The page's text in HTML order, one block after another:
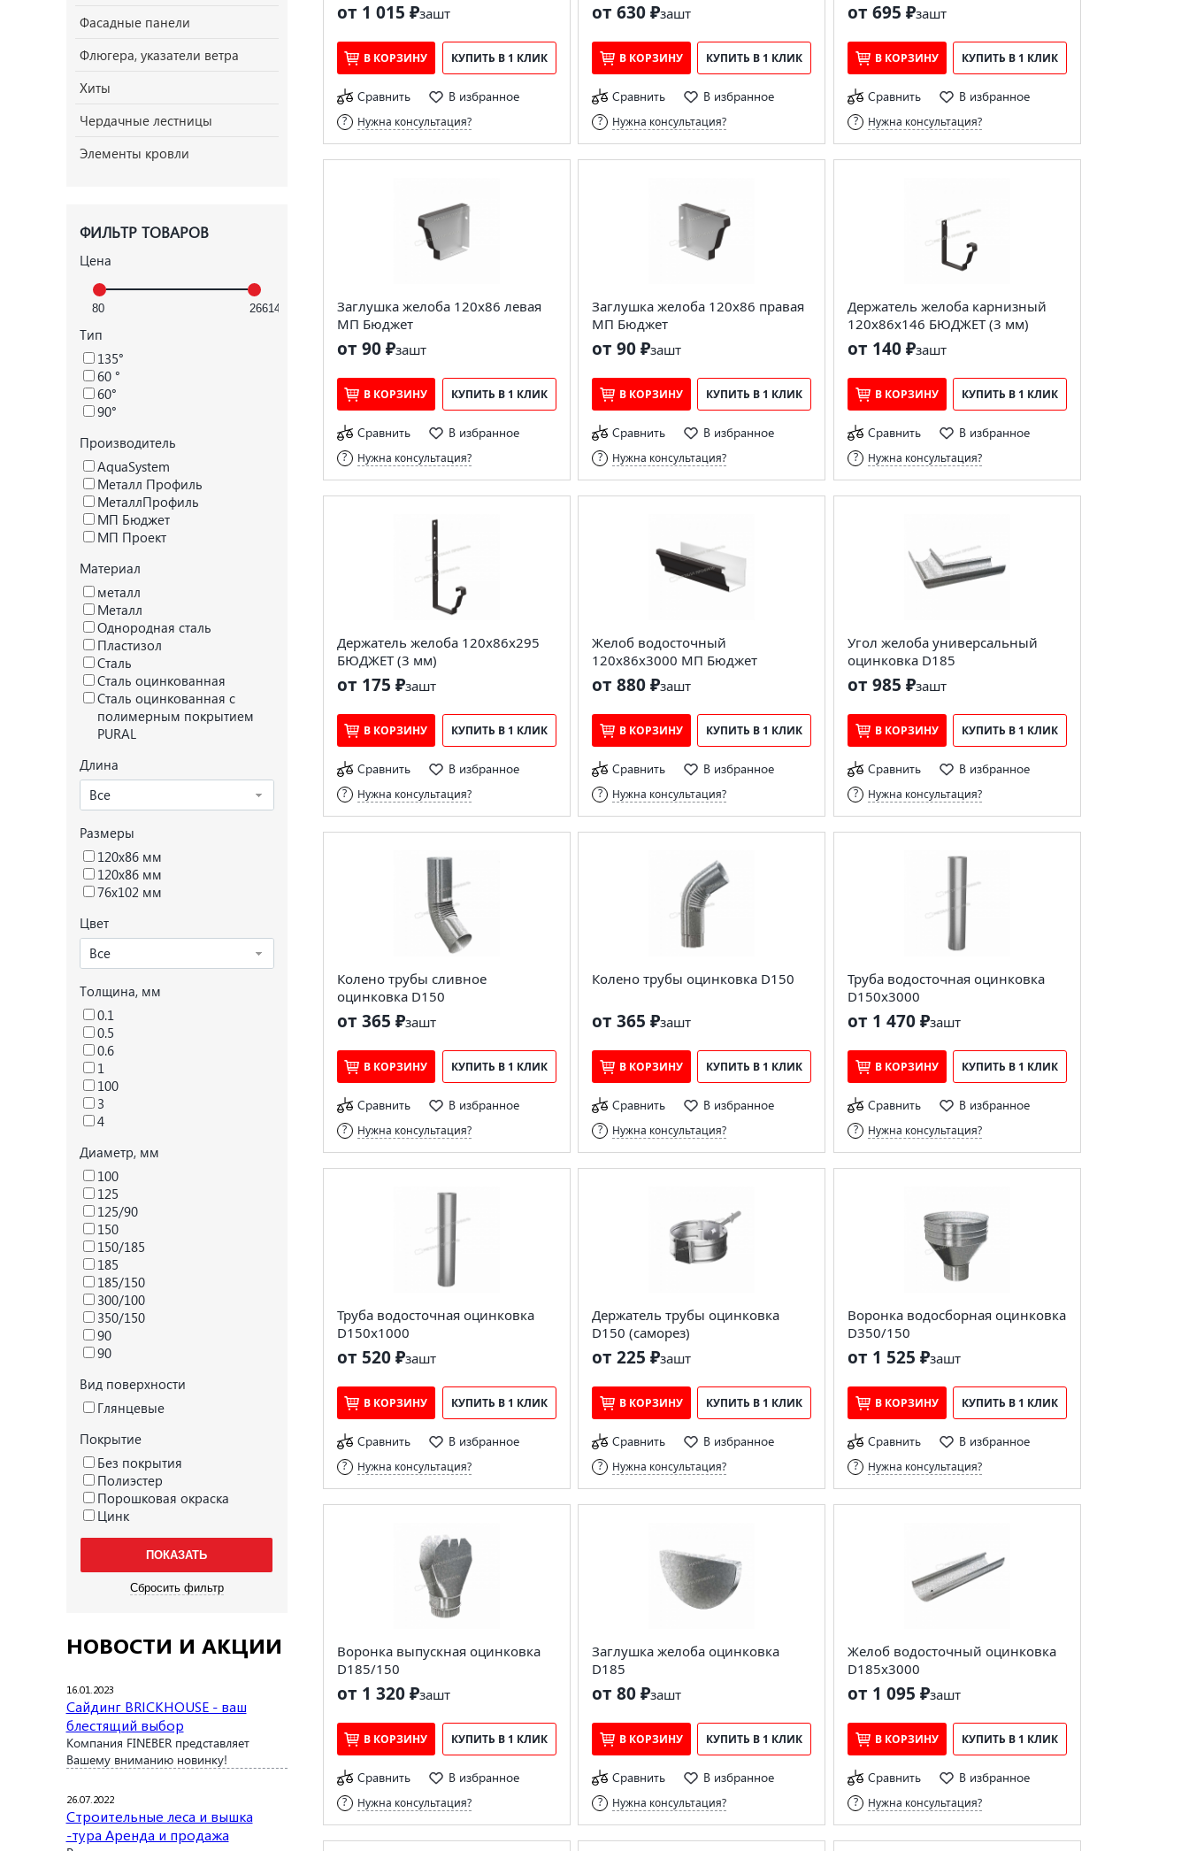
Фасадные панели
Флюгера, указатели ветра
Хиты
Чердачные лестницы
Элементы кровли
ФИЛЬТР ТОВАРОВ
Цена
Тип
135°
60 °
60°
90°
Производитель
AquaSystem
Металл Профиль
МеталлПрофиль
МП Бюджет
МП Проект
Материал
металл
Металл
Однородная сталь
Пластизол
Сталь
Сталь оцинкованная
Сталь оцинкованная с
полимерным покрытием
PURAL
Длина
Все
Размеры
120x86 мм
120х86 мм
76х102 мм
Цвет
Все
Толщина, мм
0.1
0.5
0.6
1
100
3
4
Диаметр, мм
100
125
125/90
150
150/185
185
185/150
300/100
350/150
90
90
Вид поверхности
Глянцевые
Покрытие
Без покрытия
Полиэстер
Порошковая окраска
Цинк
НОВОСТИ И АКЦИИ
16.01.2023
Сайдинг BRICKHOUSE - ваш
блестящий выбор
Компания FINEBER представляет
Вашему вниманию новинку!
26.07.2022
Строительные леса и вышка
-тура Аренда и продажа
от 1 015 ₽зашт
В КОРЗИНУ КУПИТЬ В 1 КЛИК
Сравнить В избранное
Нужна консультация?
от 630 ₽зашт
В КОРЗИНУ КУПИТЬ В 1 КЛИК
Сравнить В избранное
Нужна консультация?
от 695 ₽зашт
В КОРЗИНУ КУПИТЬ В 1 КЛИК
Сравнить В избранное
Нужна консультация?
Заглушка желоба 120х86 левая
МП Бюджет
от 90 ₽зашт
В КОРЗИНУ КУПИТЬ В 1 КЛИК
Сравнить В избранное
Нужна консультация?
Заглушка желоба 120х86 правая
МП Бюджет
от 90 ₽зашт
В КОРЗИНУ КУПИТЬ В 1 КЛИК
Сравнить В избранное
Нужна консультация?
Держатель желоба карнизный
120х86х146 БЮДЖЕТ (3 мм)
от 140 ₽зашт
В КОРЗИНУ КУПИТЬ В 1 КЛИК
Сравнить В избранное
Нужна консультация?
Держатель желоба 120х86х295
БЮДЖЕТ (3 мм)
от 175 ₽зашт
В КОРЗИНУ КУПИТЬ В 1 КЛИК
Сравнить В избранное
Нужна консультация?
Желоб водосточный
120х86х3000 МП Бюджет
от 880 ₽зашт
В КОРЗИНУ КУПИТЬ В 1 КЛИК
Сравнить В избранное
Нужна консультация?
Угол желоба универсальный
оцинковка D185
от 985 ₽зашт
В КОРЗИНУ КУПИТЬ В 1 КЛИК
Сравнить В избранное
Нужна консультация?
Колено трубы сливное
оцинковка D150
от 365 ₽зашт
В КОРЗИНУ КУПИТЬ В 1 КЛИК
Сравнить В избранное
Нужна консультация?
Колено трубы оцинковка D150
от 365 ₽зашт
В КОРЗИНУ КУПИТЬ В 1 КЛИК
Сравнить В избранное
Нужна консультация?
Труба водосточная оцинковка
D150х3000
от 1 470 ₽зашт
В КОРЗИНУ КУПИТЬ В 1 КЛИК
Сравнить В избранное
Нужна консультация?
Труба водосточная оцинковка
D150х1000
от 520 ₽зашт
В КОРЗИНУ КУПИТЬ В 1 КЛИК
Сравнить В избранное
Нужна консультация?
Держатель трубы оцинковка
D150 (саморез)
от 225 ₽зашт
В КОРЗИНУ КУПИТЬ В 1 КЛИК
Сравнить В избранное
Нужна консультация?
Воронка водосборная оцинковка
D350/150
от 1 525 ₽зашт
В КОРЗИНУ КУПИТЬ В 1 КЛИК
Сравнить В избранное
Нужна консультация?
Воронка выпускная оцинковка
D185/150
от 1 320 ₽зашт
В КОРЗИНУ КУПИТЬ В 1 КЛИК
Сравнить В избранное
Нужна консультация?
Заглушка желоба оцинковка
D185
от 80 ₽зашт
В КОРЗИНУ КУПИТЬ В 1 КЛИК
Сравнить В избранное
Нужна консультация?
Желоб водосточный оцинковка
D185х3000
от 1 095 ₽зашт
В КОРЗИНУ КУПИТЬ В 1 КЛИК
Сравнить В избранное
Нужна консультация?